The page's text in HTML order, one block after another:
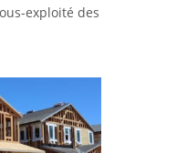
exploité des